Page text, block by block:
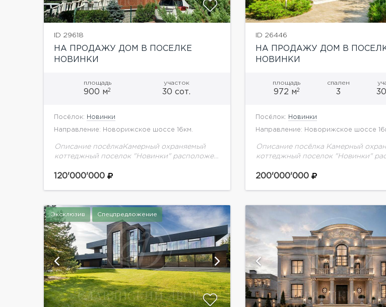
ID 29618
НА ПРОДАЖУ ДОМ В ПОСЕЛКЕ
НОВИНКИ
площадь
900 м2
участок
30 сот.
Посёлок: Новинки
Направление: Новорижское шоссе 16км.
Описание посёлкаКамерный охраняемый
коттеджный поселок "Новинки" расположен
инфраструктурой п. Павлово. В поселке
120'000'000
ID 26446
НА ПРОДАЖУ ДОМ В
НОВИНКИ
площадь
972 м2
спален
3
Посёлок: Новинки
Направление: Новорижское шоссе
Описание посёлка Камерный
коттеджный поселок "Новинки"
инфраструктурой п. Павлово. В
200'000'000
Эксклюзив Спецпредложение
показать ещё 9 фотографий показать ещё 30